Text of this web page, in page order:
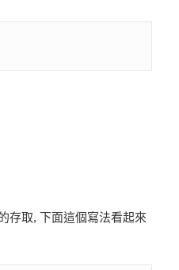
存取, 下面這個寫法看起來